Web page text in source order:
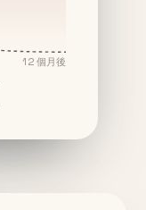
12 個月後